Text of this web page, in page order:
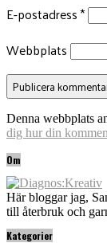
E-postadress*
Webbplats
Denna webbplats
dig hur din
Om
Här bloggar jag,
till återbruk och
Kategorier